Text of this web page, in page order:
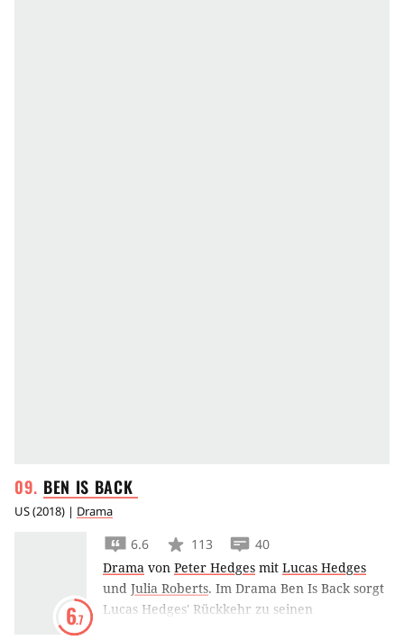
BEN IS BACK
US(2018) | Drama
6.7
6.6 113
40
Drama von Peter Hedges mit Lucas Hedges
und Julia Roberts. Im Drama Ben Is Back sorgt
Lucas Hedges' Rückkehr zu seinen